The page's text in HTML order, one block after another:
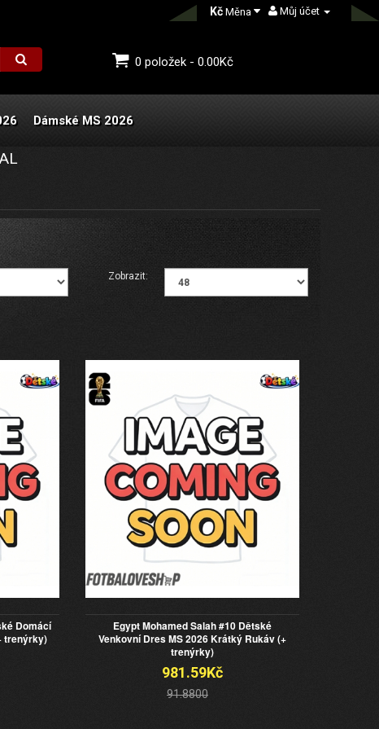
Můj účet
Kč Měna
0 položek - 0.00Kč
Dámské MS 2026
Zobrazit:
Domácí
trenýrky)
Egypt Mohamed Salah #10 Dětské
Venkovní Dres MS 2026 Krátký Rukáv (+
trenýrky)
981.59Kč
91.8800